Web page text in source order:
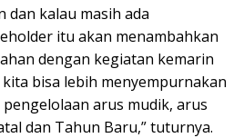
dan kalau masih ada
itu akan menambahkan
dengan kegiatan kemarin
bisa lebih menyempurnakan
arus mudik, arus
dan Tahun Baru,” tuturnya.